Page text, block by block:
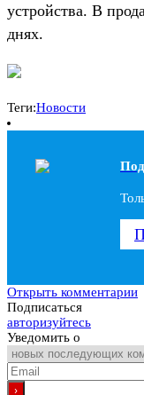
устройства. В
днях.
Теги:Новости
Открыть комментарии
Подписаться
авторизуйтесь
Уведомить о